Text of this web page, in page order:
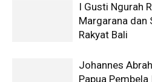
I Gusti Ngurah
Margarana dan
Rakyat Bali
Johannes
Papua